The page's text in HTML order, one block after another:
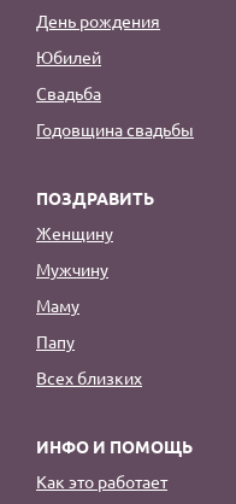
День рождения
Юбилей
Свадьба
Годовщина свадьбы
ПОЗДРАВИТЬ
Женщину
Мужчину
Маму
Папу
Всех близких
ИНФО И ПОМОЩЬ
Как это работает